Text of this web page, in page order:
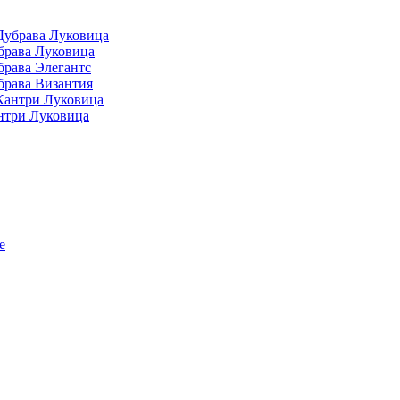
Луковица
Луковица
Элегантс
Византия
Луковица
Луковица